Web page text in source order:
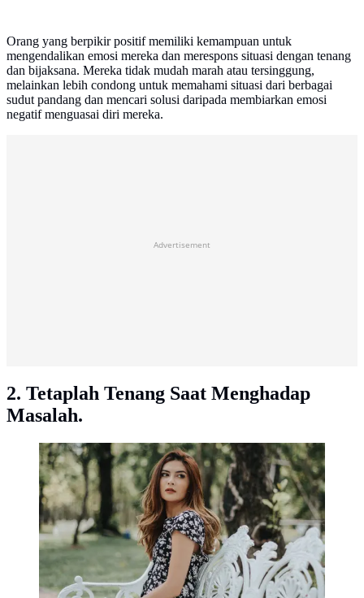
Orang yang berpikir positif memiliki kemampuan untuk
mengendalikan emosi mereka dan merespons situasi dengan tenang
dan bijaksana. Mereka tidak mudah marah atau tersinggung,
melainkan lebih condong untuk memahami situasi dari berbagai
sudut pandang dan mencari solusi daripada membiarkan emosi
negatif menguasai diri mereka.
Advertisement
2. Tetaplah Tenang Saat Menghadap
Masalah.